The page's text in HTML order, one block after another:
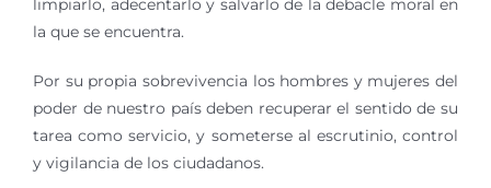
limpiarlo, adecentarlo y salvarlo de la debacle moral en
la que se encuentra.
Por su propia sobrevivencia los hombres y mujeres del
poder de nuestro país deben recuperar el sentido de su
tarea como servicio, y someterse al escrutinio, control
y vigilancia de los ciudadanos.